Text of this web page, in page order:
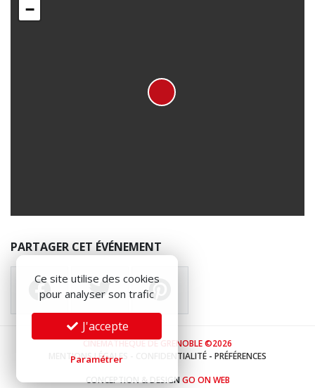
−
PARTAGER CET ÉVÉNEMENT
CINÉMATHÈQUE DE GRENOBLE ©2026
MENTIONS LÉGALES
CONFIDENTIALITÉ - PRÉFÉRENCES
CONCEPTION & DESIGNGO ON WEB
Ce site utilise des cookies
pour analyser son trafic
J'accepte
Paramétrer